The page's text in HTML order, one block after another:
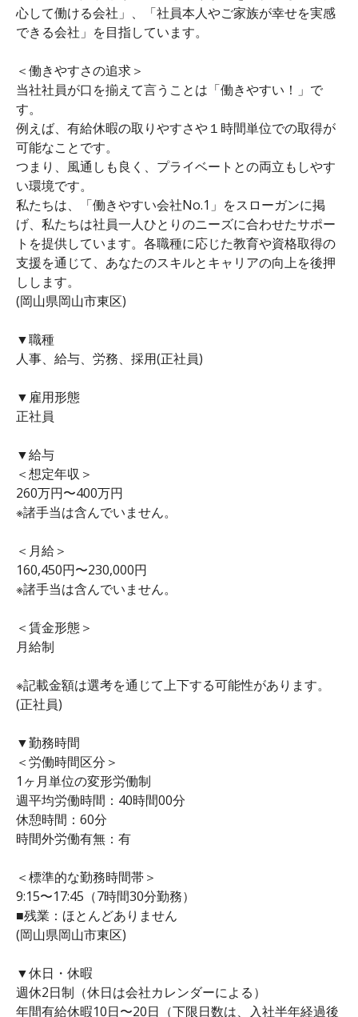
心して働ける会社」、「社員本人やご家族が幸せを実感
できる会社」を目指しています。
＜働きやすさの追求＞
当社社員が口を揃えて言うことは「働きやすい！」で
す。
例えば、有給休暇の取りやすさや１時間単位での取得が
可能なことです。
つまり、風通しも良く、プライベートとの両立もしやす
い環境です。
私たちは、「働きやすい会社No.1」をスローガンに掲
げ、私たちは社員一人ひとりのニーズに合わせたサポー
トを提供しています。各職種に応じた教育や資格取得の
支援を通じて、あなたのスキルとキャリアの向上を後押
しします。
(岡山県岡山市東区)
▼職種
人事、給与、労務、採用(正社員)
▼雇用形態
正社員
▼給与
＜想定年収＞
260万円〜400万円
※諸手当は含んでいません。
＜月給＞
160,450円〜230,000円
※諸手当は含んでいません。
＜賃金形態＞
月給制
※記載金額は選考を通じて上下する可能性があります。
(正社員)
▼勤務時間
＜労働時間区分＞
1ヶ月単位の変形労働制
週平均労働時間：40時間00分
休憩時間：60分
時間外労働有無：有
＜標準的な勤務時間帯＞
9:15〜17:45（7時間30分勤務）
■残業：ほとんどありません
(岡山県岡山市東区)
▼休日・休暇
週休2日制（休日は会社カレンダーによる）
年間有給休暇10日〜20日（下限日数は、入社半年経過後